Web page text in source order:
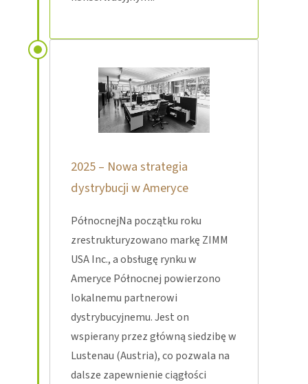
2025 – Nowa strategia
dystrybucji w Ameryce
PółnocnejNa początku roku
zrestrukturyzowano markę ZIMM
USA Inc., a obsługę rynku w
Ameryce Północnej powierzono
lokalnemu partnerowi
dystrybucyjnemu. Jest on
wspierany przez główną siedzibę w
Lustenau (Austria), co pozwala na
dalsze zapewnienie ciągłości